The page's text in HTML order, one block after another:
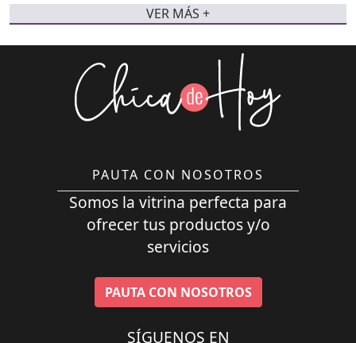
VER MÁS +
PAUTA CON NOSOTROS
Somos la vitrina perfecta para
ofrecer tus productos y/o
servicios
PAUTA CON NOSOTROS
SÍGUENOS EN